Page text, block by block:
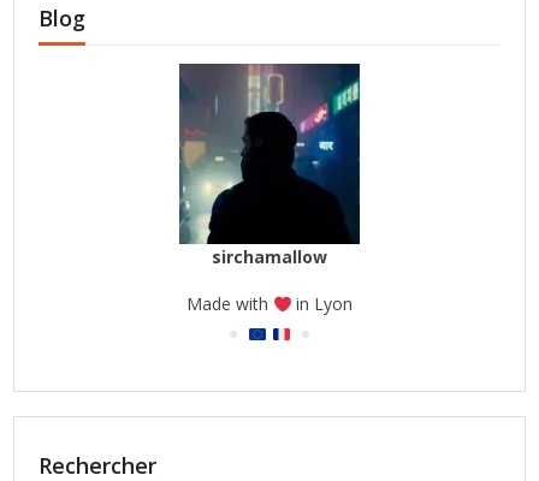
Blog
sirchamallow
Made with in Lyon
Rechercher